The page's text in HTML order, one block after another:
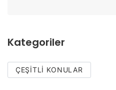
Kategoriler
ÇEŞITLI KONULAR